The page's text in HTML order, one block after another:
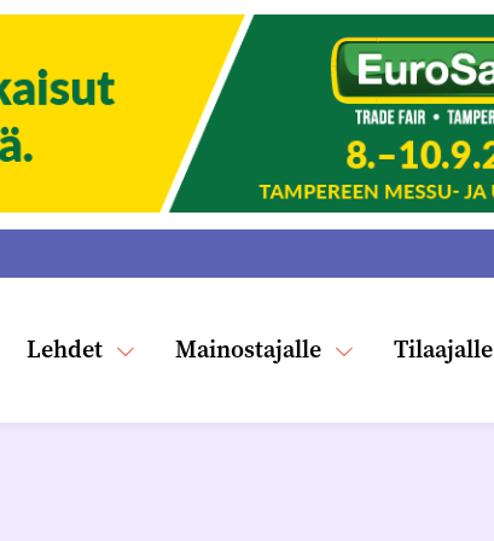
Lehdet Mainostajalle Tilaajalle